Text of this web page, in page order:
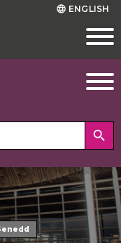
language ENGLISH
search